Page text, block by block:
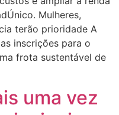
Mulheres,
terão prioridade A
inscrições para o
frota sustentável de
uma vez